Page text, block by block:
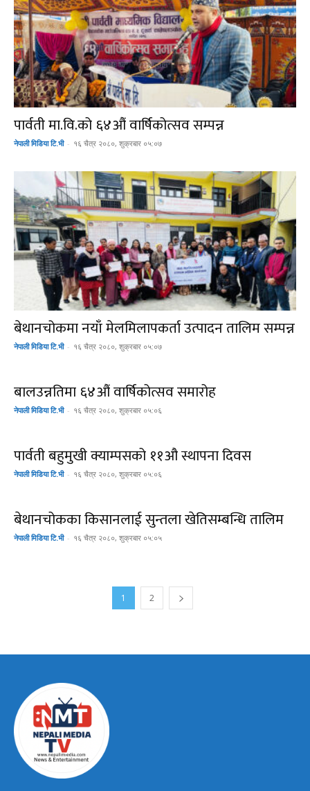
पार्वती मा.वि.को ६४औं वार्षिकोत्सव सम्पन्न
नेपाली मिडिया टि.भी - १६ चैत्र २०८०, शुक्रबार ०५:०७
बेथानचोकमा नयाँ मेलमिलापकर्ता उत्पादन तालिम सम्पन्न
नेपाली मिडिया टि.भी - १६ चैत्र २०८०, शुक्रबार ०५:०७
बालउन्नतिमा ६४औं वार्षिकोत्सव समारोह
नेपाली मिडिया टि.भी - १६ चैत्र २०८०, शुक्रबार ०५:०६
पार्वती बहुमुखी क्याम्पसको ११औ स्थापना दिवस
नेपाली मिडिया टि.भी - १६ चैत्र २०८०, शुक्रबार ०५:०६
बेथानचोकका किसानलाई सुन्तला खेतिसम्बन्धि तालिम
नेपाली मिडिया टि.भी - १६ चैत्र २०८०, शुक्रबार ०५:०५
1 2